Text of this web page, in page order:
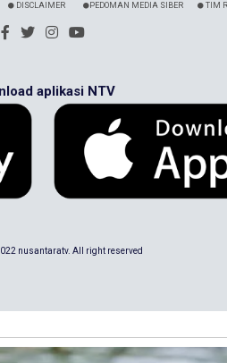
DISCLAIMER PEDOMAN MEDIA SIBER TIM
aplikasi NTV
nusantaratv. All right reserved